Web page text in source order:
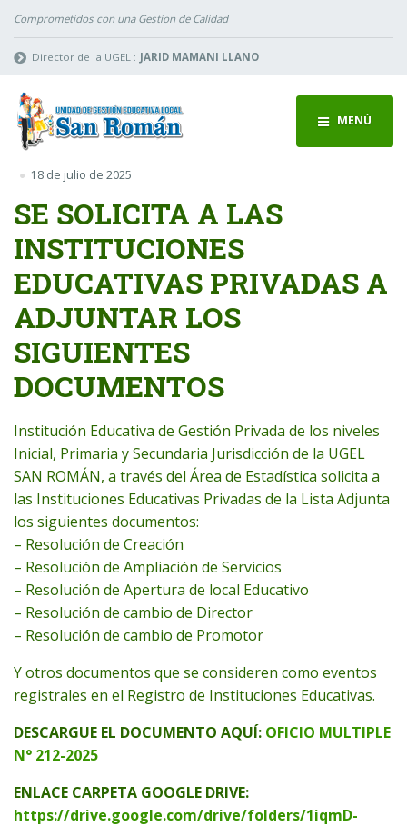
Comprometidos con una Gestion de Calidad
Director de la UGEL : JARID MAMANI LLANO
MENÚ
18 de julio de 2025
SE SOLICITA A LAS
INSTITUCIONES
EDUCATIVAS PRIVADAS A
ADJUNTAR LOS
SIGUIENTES
DOCUMENTOS
Institución Educativa de Gestión Privada de los niveles
Inicial, Primaria y Secundaria Jurisdicción de la UGEL
SAN ROMÁN, a través del Área de Estadística solicita a
las Instituciones Educativas Privadas de la Lista Adjunta
los siguientes documentos:
– Resolución de Creación
– Resolución de Ampliación de Servicios
– Resolución de Apertura de local Educativo
– Resolución de cambio de Director
– Resolución de cambio de Promotor
Y otros documentos que se consideren como eventos
registrales en el Registro de Instituciones Educativas.
DESCARGUE EL DOCUMENTO AQUÍ: OFICIO MULTIPLE
N° 212-2025
ENLACE CARPETA GOOGLE DRIVE:
https://drive.google.com/drive/folders/1iqmD-